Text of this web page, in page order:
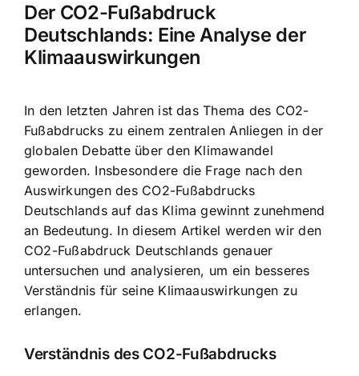
Der CO2-Fußabdruck
Deutschlands: Eine Analyse der
Klimaauswirkungen
In den letzten Jahren ist das Thema des CO2-
Fußabdrucks zu einem zentralen Anliegen in der
globalen Debatteüber den Klimawandel
geworden. Insbesondere die Frage nach den
Auswirkungen des CO2-Fußabdrucks
Deutschlands auf das Klima gewinnt zunehmend
an Bedeutung. In diesem Artikel werden wir den
CO2-Fußabdruck Deutschlands genauer
untersuchen und analysieren, um ein besseres
Verständnis für seine Klimaauswirkungen zu
erlangen.
Verständnis des CO2-Fußabdrucks